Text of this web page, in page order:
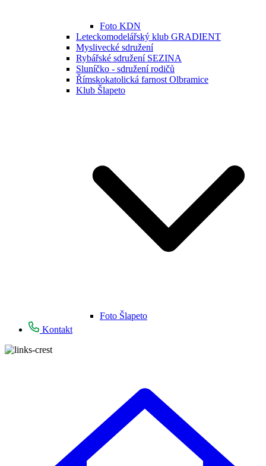
Foto KDN
Leteckomodelářský klub GRADIENT
Myslivecké sdružení
Rybářské sdružení SEZINA
Sluníčko - sdružení rodičů
Římskokatolická farnost Olbramice
Klub Šlapeto
Foto Šlapeto
Kontakt